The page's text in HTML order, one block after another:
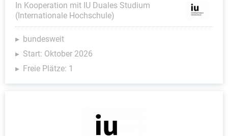
In Kooperation mit IU Duales Studium
(Internationale Hochschule)
bundesweit
Start: Oktober 2026
Freie Plätze: 1